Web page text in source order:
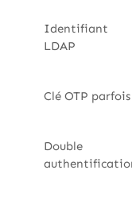
Identifiant
LDAP
Clé OTP parfois
Double